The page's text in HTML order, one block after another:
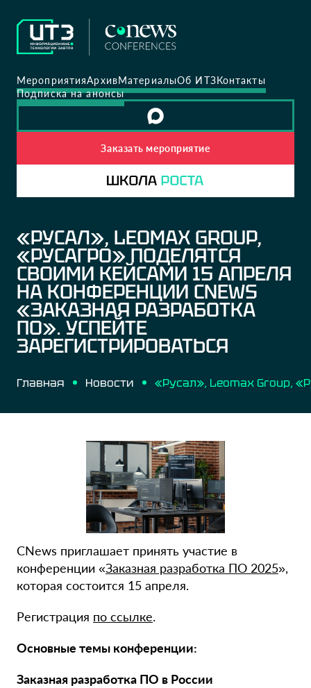
МероприятияАрхивМатериалыОб ИТЗКонтакты
Подписка на анонсы
Заказать мероприятие
«РУСАЛ», LEOMAX GROUP,
«РУСАГРО» ПОДЕЛЯТСЯ
СВОИМИ КЕЙСАМИ 15 АПРЕЛЯ
НА КОНФЕРЕНЦИИ CNEWS
«ЗАКАЗНАЯ РАЗРАБОТКА
ПО». УСПЕЙТЕ
ЗАРЕГИСТРИРОВАТЬСЯ
Главная Новости
CNews приглашает принять участие в
конференции «Заказная разработка ПО 2025»,
которая состоится 15 апреля.
Регистрация по ссылке.
Основные темы конференции:
Заказная разработка ПО в России